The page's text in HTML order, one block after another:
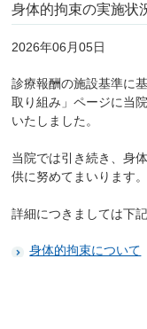
身体的拘束の実施状
2026年06月05日
診療報酬の施設基準に
取り組み」ページに当
いたしました。
当院では引き続き、身
供に努めてまいります。
詳細につきましては下
身体的拘束について